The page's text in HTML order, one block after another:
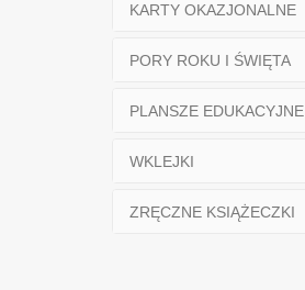
KARTY OKAZJONALNE
PORY ROKU I ŚWIĘTA
PLANSZE EDUKACYJNE
WKLEJKI
ZRĘCZNE KSIĄŻECZKI